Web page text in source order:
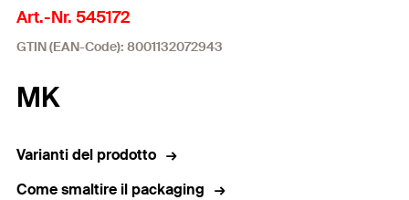
Art.-Nr. 545172
GTIN (EAN-Code): 8001132072943
MK
Varianti del prodotto
Come smaltire il packaging